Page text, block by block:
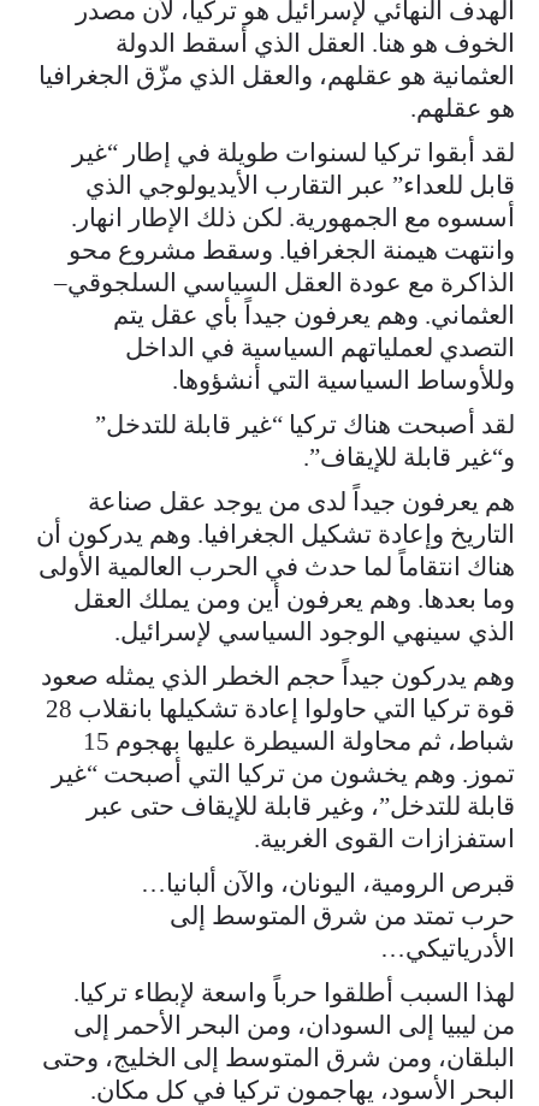
الهدف النهائي لإسرائيل هو تركيا، لأن مصدر
الخوف هو هنا. العقل الذي أسقط الدولة
العثمانية هو عقلهم، والعقل الذي مزّق الجغرافيا
هو عقلهم.
لقد أبقوا تركيا لسنوات طويلة في إطار “غير
قابل للعداء” عبر التقارب الأيديولوجي الذي
أسسوه مع الجمهورية. لكن ذلك الإطار انهار.
وانتهت هيمنة الجغرافيا. وسقط مشروع محو
الذاكرة مع عودة العقل السياسي السلجوقي–
العثماني. وهم يعرفون جيداً بأي عقل يتم
التصدي لعملياتهم السياسية في الداخل
وللأوساط السياسية التي أنشؤوها.
لقد أصبحت هناك تركيا “غير قابلة للتدخل”
و“غير قابلة للإيقاف”.
هم يعرفون جيداً لدى من يوجد عقل صناعة
التاريخ وإعادة تشكيل الجغرافيا. وهم يدركون أن
هناك انتقاماً لما حدث في الحرب العالمية الأولى
وما بعدها. وهم يعرفون أين ومن يملك العقل
الذي سينهي الوجود السياسي لإسرائيل.
وهم يدركون جيداً حجم الخطر الذي يمثله صعود
قوة تركيا التي حاولوا إعادة تشكيلها بانقلاب 28
شباط، ثم محاولة السيطرة عليها بهجوم 15
تموز. وهم يخشون من تركيا التي أصبحت “غير
قابلة للتدخل”، وغير قابلة للإيقاف حتى عبر
استفزازات القوى الغربية.
قبرص الرومية، اليونان، والآن ألبانيا…
حرب تمتد من شرق المتوسط إلى
الأدرياتيكي…
لهذا السبب أطلقوا حرباً واسعة لإبطاء تركيا.
من ليبيا إلى السودان، ومن البحر الأحمر إلى
البلقان، ومن شرق المتوسط إلى الخليج، وحتى
البحر الأسود، يهاجمون تركيا في كل مكان.